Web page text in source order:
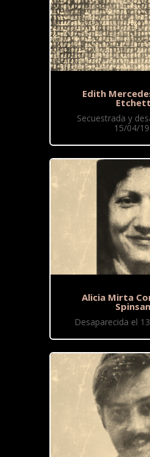
Edith
Secuestrada y
15/04/
Alicia Mirta
Desaparecida el